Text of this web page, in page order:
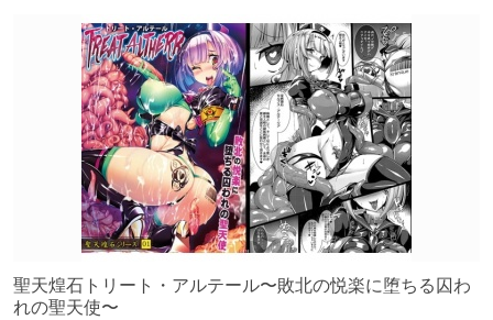
聖天煌石トリート・アルテール〜敗北の悦楽に堕ちる囚わ
れの聖天使〜